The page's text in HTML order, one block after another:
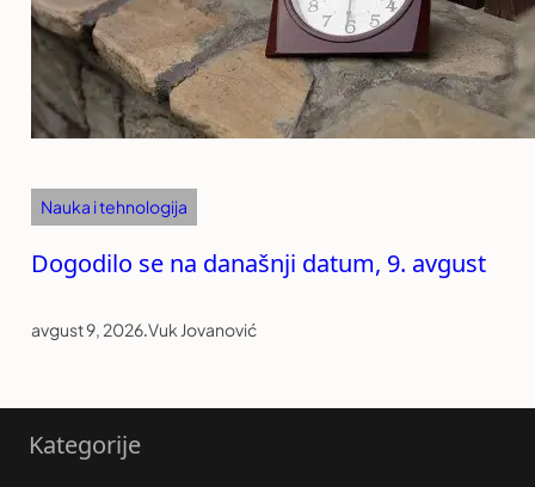
Nauka i tehnologija
Dogodilo se na današnji datum, 9. avgust
avgust 9, 2026.Vuk Jovanović
Kategorije